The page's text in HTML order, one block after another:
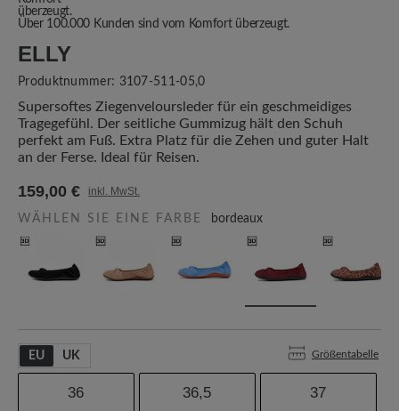
Über 100.000 Kunden sind vom Komfort überzeugt.
ELLY
Produktnummer: 3107-511-05,0
Supersoftes Ziegenveloursleder für ein geschmeidiges
Tragegefühl. Der seitliche Gummizug hält den Schuh
perfekt am Fuß. Extra Platz für die Zehen und guter Halt
an der Ferse. Ideal für Reisen.
159,00 € inkl. MwSt.
WÄHLEN SIE EINE FARBE bordeaux
EU UK Größentabelle
36 36,5 37